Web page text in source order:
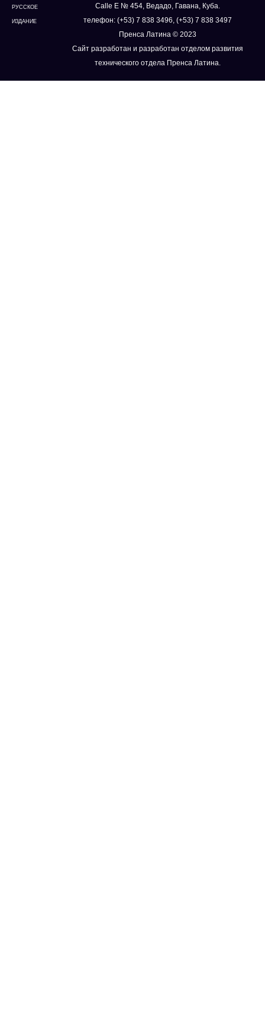
РУССКОЕ
ИЗДАНИЕ
Calle E № 454, Ведадо, Гавана, Куба.
телефон: (+53) 7 838 3496, (+53) 7 838 3497
Пренса Латина © 2023
Сайт разработан и разработан отделом развития
технического отдела Пренса Латина.